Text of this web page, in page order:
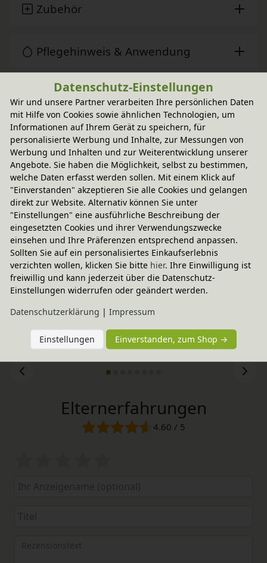
Zubehör
Pflegehinweis & Anwendung
Sie haben Fragen?
Wird oft zusammen gekauft
-20% Code
Lara Regal schmal 80 cm
In verschiedenen Varianten
aus Bio-Erlenholz
194,95 €
Elternerfahrungen
4.60 / 5
Datenschutz-Einstellungen
Wir und unsere Partner verarbeiten Ihre persönlichen Daten
mit Hilfe von Cookies sowie ähnlichen Technologien, um
Informationen auf Ihrem Gerät zu speichern, für
personalisierte Werbung und Inhalte, zur Messungen von
Werbung und Inhalten und zur Weiterentwicklung unserer
Angebote. Sie haben die Möglichkeit, selbst zu bestimmen,
welche Daten erfasst werden sollen. Mit einem Klick auf
"Einverstanden" akzeptieren Sie alle Cookies und gelangen
direkt zur Website. Alternativ können Sie unter
"Einstellungen" eine ausführliche Beschreibung der
eingesetzten Cookies und ihrer Verwendungszwecke
einsehen und Ihre Präferenzen entsprechend anpassen.
Sollten Sie auf ein personalisiertes Einkaufserlebnis
verzichten wollen, klicken Sie bitte hier. Ihre Einwilligung ist
freiwillig und kann jederzeit über die Datenschutz-
Einstellungen widerrufen oder geändert werden.
Daten­schutz­erklärung | Impressum
Einstellungen Einverstanden, zum Shop →